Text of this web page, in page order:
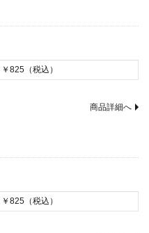
￥825（税込）
商品詳細へ
￥825（税込）